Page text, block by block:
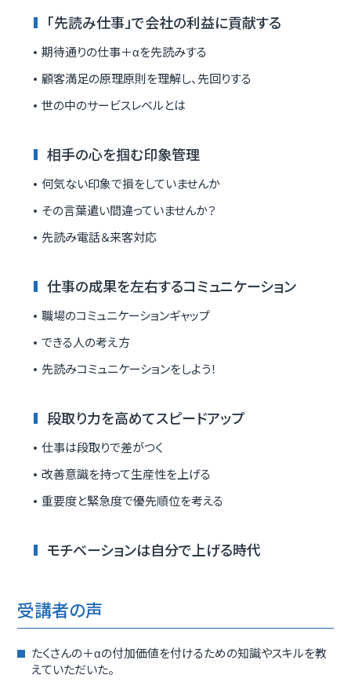
「先読み仕事」で会社の利益に貢献する
期待通りの仕事＋αを先読みする
顧客満足の原理原則を理解し、先回りする
世の中のサービスレベルとは
相手の心を掴む印象管理
何気ない印象で損をしていませんか
その言葉遣い間違っていませんか？
先読み電話＆来客対応
仕事の成果を左右するコミュニケーション
職場のコミュニケーションギャップ
できる人の考え方
先読みコミュニケーションをしよう！
段取り力を高めてスピードアップ
仕事は段取りで差がつく
改善意識を持って生産性を上げる
重要度と緊急度で優先順位を考える
モチベーションは自分で上げる時代
受講者の声
たくさんの＋αの付加価値を付けるための知識やスキルを教
えていただいた。